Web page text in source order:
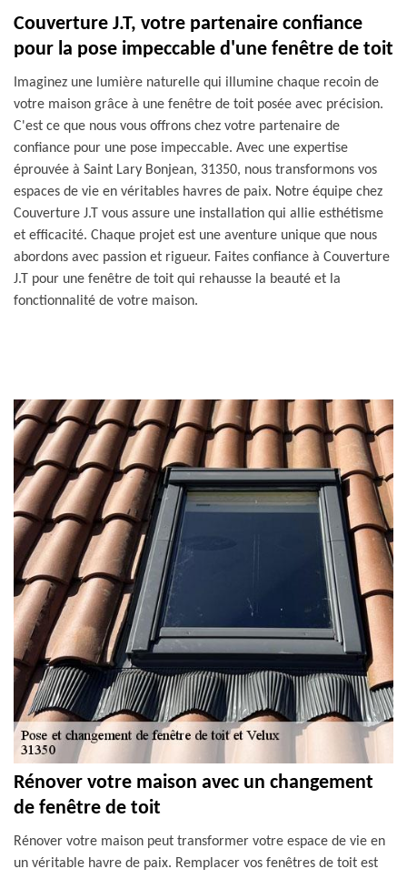
Couverture J.T, votre partenaire confiance
pour la pose impeccable d'une fenêtre de toit
Imaginez une lumière naturelle qui illumine chaque recoin de
votre maison grâce à une fenêtre de toit posée avec précision.
C'est ce que nous vous offrons chez votre partenaire de
confiance pour une pose impeccable. Avec une expertise
éprouvée à Saint Lary Bonjean, 31350, nous transformons vos
espaces de vie en véritables havres de paix. Notre équipe chez
Couverture J.T vous assure une installation qui allie esthétisme
et efficacité. Chaque projet est une aventure unique que nous
abordons avec passion et rigueur. Faites confiance à Couverture
J.T pour une fenêtre de toit qui rehausse la beauté et la
fonctionnalité de votre maison.
Rénover votre maison avec un changement
de fenêtre de toit
Rénover votre maison peut transformer votre espace de vie en
un véritable havre de paix. Remplacer vos fenêtres de toit est